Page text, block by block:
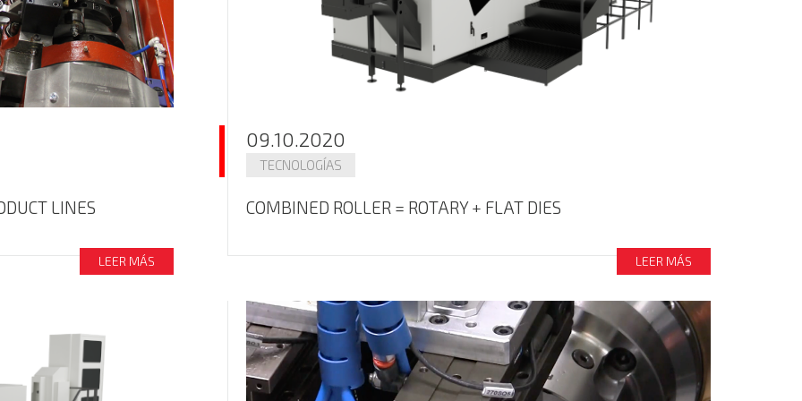
LINES
LEER MÁS
09.10.2020
TECNOLOGÍAS
COMBINED ROLLER = ROTARY + FLAT DIES
LEER MÁS